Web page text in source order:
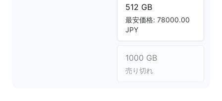
512 GB
最安価格: 78000.00
JPY
1000 GB
売り切れ